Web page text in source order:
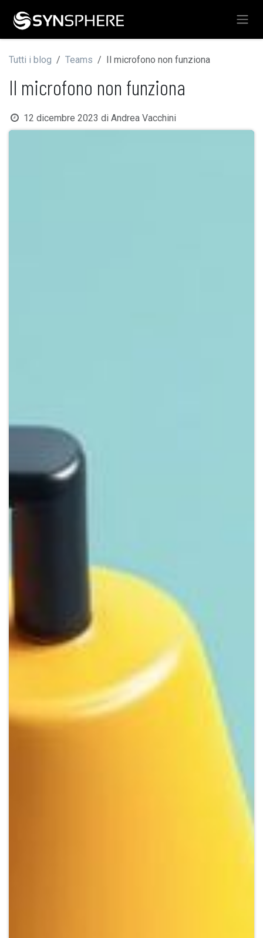
Tutti i blog Teams Il microfono non funziona
Il microfono non funziona
12 dicembre 2023 di Andrea Vacchini